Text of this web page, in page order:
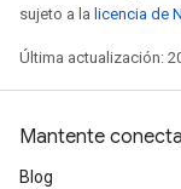
sujeto a la licencia de
Última actualización:
Mantente
Blog